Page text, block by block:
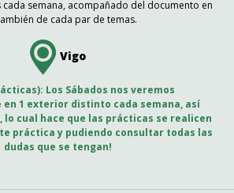
semana, acompañado del documento en
de cada par de temas.
Vigo
Los Sábados nos veremos
1 exterior distinto cada semana, así
lo cual hace que las prácticas se realicen
práctica y pudiendo consultar todas las
dudas que se tengan!